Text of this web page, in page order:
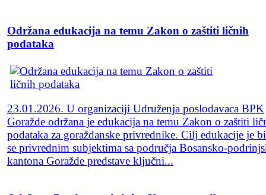
Održana edukacija na temu Zakon o zaštiti ličnih
podataka
23.01.2026. U organizaciji Udruženja poslodavaca BPK
Goražde održana je edukacija na temu Zakon o zaštiti
podataka za goraždanske privrednike. Cilj edukacije je
se privrednim subjektima sa područja Bosansko-
kantona Goražde predstave ključni...